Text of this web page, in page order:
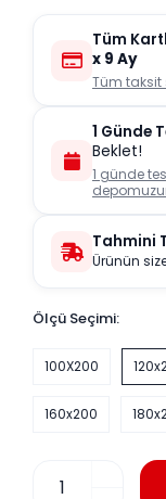
Tüm
x 9 Ay
Tüm taksit
1 Günde
Beklet!
1 günde
Tahmini
Ürünün
Ölçü Seçimi:
100X200
160x200